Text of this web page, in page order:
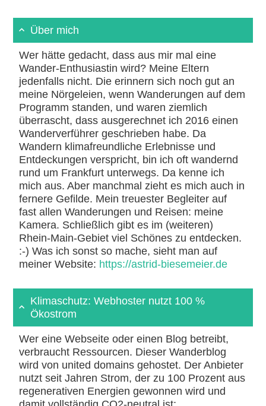
Über mich
Wer hätte gedacht, dass aus mir mal eine
Wander-Enthusiastin wird? Meine Eltern
jedenfalls nicht. Die erinnern sich noch gut an
meine Nörgeleien, wenn Wanderungen auf dem
Programm standen, und waren ziemlich
überrascht, dass ausgerechnet ich 2016 einen
Wanderverführer geschrieben habe. Da
Wandern klimafreundliche Erlebnisse und
Entdeckungen verspricht, bin ich oft wandernd
rund um Frankfurt unterwegs. Da kenne ich
mich aus. Aber manchmal zieht es mich auch in
fernere Gefilde. Mein treuester Begleiter auf
fast allen Wanderungen und Reisen: meine
Kamera. Schließlich gibt es im (weiteren)
Rhein-Main-Gebiet viel Schönes zu entdecken.
:-) Was ich sonst so mache, sieht man auf
meiner Website: https://astrid-biesemeier.de
Klimaschutz: Webhoster nutzt 100 %
Ökostrom
Wer eine Webseite oder einen Blog betreibt,
verbraucht Ressourcen. Dieser Wanderblog
wird von united domains gehostet. Der Anbieter
nutzt seit Jahren Strom, der zu 100 Prozent aus
regenerativen Energien gewonnen wird und